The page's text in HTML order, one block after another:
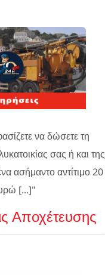
να δώσετε τη
σας ή και της
ασήμαντο αντίτιμο 20
[...]"
Αποχέτευσης